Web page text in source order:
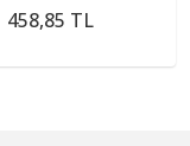
458,85 TL